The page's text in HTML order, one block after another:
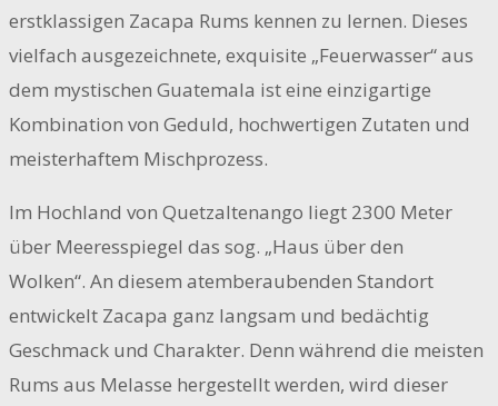
erstklassigen Zacapa Rums kennen zu lernen. Dieses
vielfach ausgezeichnete, exquisite „Feuerwasser“ aus
dem mystischen Guatemala ist eine einzigartige
Kombination von Geduld, hochwertigen Zutaten und
meisterhaftem Mischprozess.
Im Hochland von Quetzaltenango liegt 2300 Meter
über Meeresspiegel das sog. „Haus über den
Wolken“. An diesem atemberaubenden Standort
entwickelt Zacapa ganz langsam und bedächtig
Geschmack und Charakter. Denn während die meisten
Rums aus Melasse hergestellt werden, wird dieser